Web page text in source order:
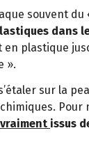
souvent
dans
plastique
».
sur la
vraiment issus